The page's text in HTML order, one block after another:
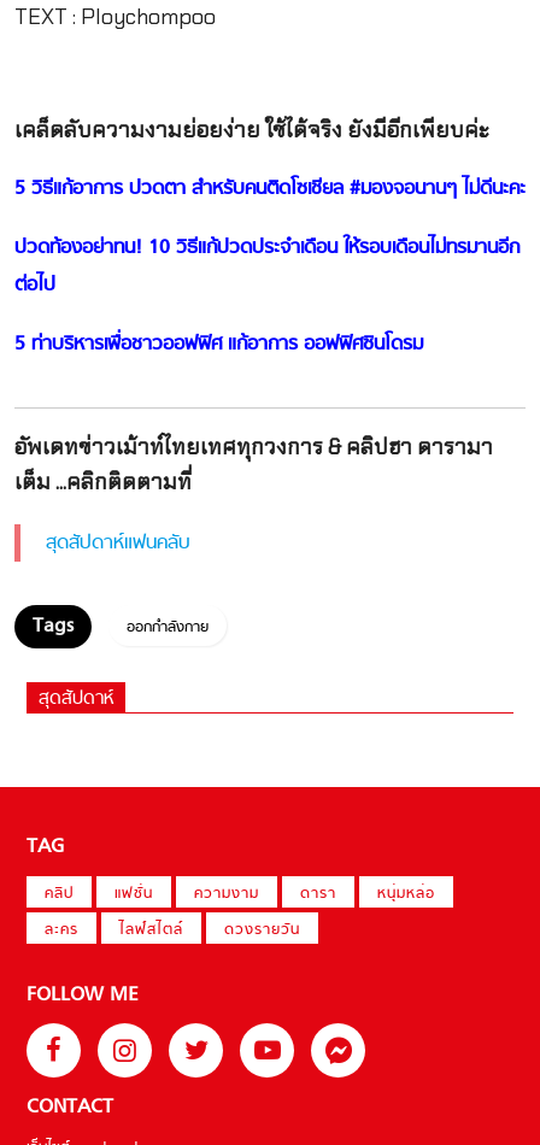
TEXT : Ploychompoo
เคล็ดลับความงามย่อยง่าย ใช้ได้จริง ยังมีอีกเพียบค่ะ
5 วิธีแก้อาการ ปวดตา สำหรับคนติดโซเชียล #มองจอนานๆ ไม่ดีนะคะ
ปวดท้องอย่าทน! 10 วิธีแก้ปวดประจำเดือน ให้รอบเดือนไม่ทรมานอีก
ต่อไป
5 ท่าบริหารเพื่อชาวออฟฟิศ แก้อาการ ออฟฟิศซินโดรม
อัพเดทข่าวเม้าท์ไทยเทศทุกวงการ & คลิปฮา ดารามา
เต็ม ...คลิกติดตามที่
สุดสัปดาห์แฟนคลับ
ออกกำลังกาย
สุดสัปดาห์
TAG
คลิป แฟชั่น ความงาม ดารา
หนุ่มหล่อ
ละคร
ไลฟ์สไตล์ ดวงรายวัน
FOLLOW ME
CONTACT